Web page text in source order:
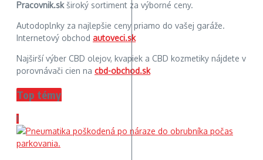
Pracovnik.skširoký sortiment za výborné ceny.
Autodoplnky za najlepšie ceny priamo do vašej garáže.
Internetový obchod autoveci.sk
Najširší výber CBD olejov, kvapiek a CBD kozmetiky nájdete v
porovnávači cien na cbd-obchod.sk
Top témy
1